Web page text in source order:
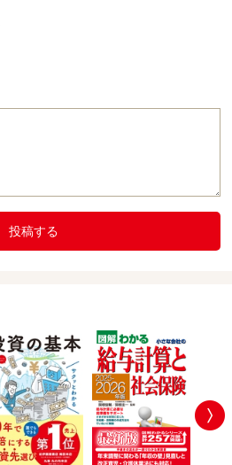
投稿する